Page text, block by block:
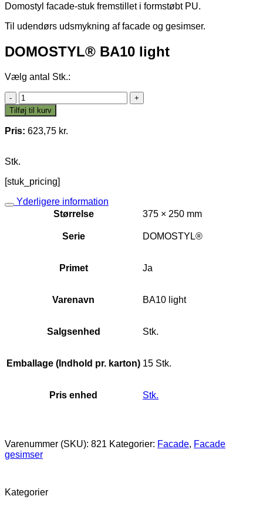
Domostyl facade-stuk fremstillet i formstøbt PU.
Til udendørs udsmykning af facade og gesimser.
DOMOSTYL® BA10 light
Vælg antal Stk.:
DOMOSTYL®
BA10
light
antal
Tilføj til kurv
Pris: 623,75 kr.
Stk.
[stuk_pricing]
Yderligere information
Størrelse
375 × 250 mm
Serie DOMOSTYL®
Primet Ja
Varenavn BA10 light
Salgsenhed Stk.
Emballage (Indhold pr. karton) 15 Stk.
Pris enhed Stk.
Varenummer (SKU): 821 Kategorier: Facade, Facade
gesimser
Kategorier